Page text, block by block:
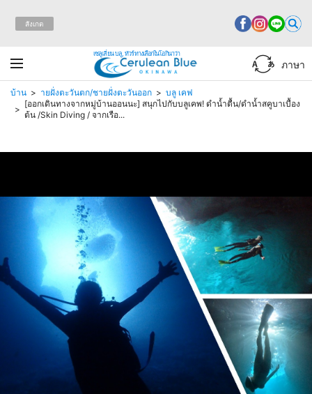
สังเกต
เซลูเลี่ยน บลู, ทัวร์ทางเลือกในโอกินาว่า
ภาษา
บ้าน ายฝั่งตะวันตก/ชายฝั่งตะวันออก
บลู เคฟ
[ออกเดินทางจากหมู่บ้านออนนะ] สนุกไปกับบลูเคพ! ดำน้ำตื้น/ดำน้ำสคูบาเบื้อง
ต้น /Skin Diving / จากเรือ...